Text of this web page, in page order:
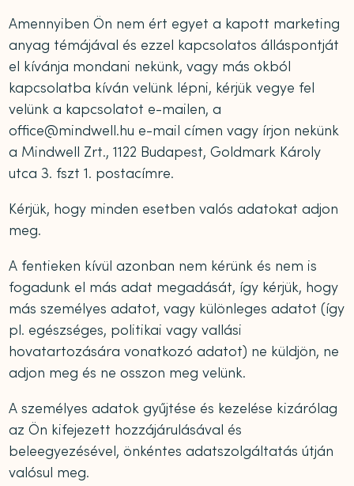
Amennyiben Ön nem ért egyet a kapott marketing
anyag témájával és ezzel kapcsolatos álláspontját
el kívánja mondani nekünk, vagy más okból
kapcsolatba kíván velünk lépni, kérjük vegye fel
velünk a kapcsolatot e-mailen, a
office@mindwell.hu e-mail címen vagy írjon nekünk
a Mindwell Zrt., 1122 Budapest, Goldmark Károly
utca 3. fszt 1. postacímre.
Kérjük, hogy minden esetben valós adatokat adjon
meg.
A fentieken kívül azonban nem kérünk és nem is
fogadunk el más adat megadását, így kérjük, hogy
más személyes adatot, vagy különleges adatot (így
pl. egészséges, politikai vagy vallási
hovatartozására vonatkozó adatot) ne küldjön, ne
adjon meg és ne osszon meg velünk.
A személyes adatok gyűjtése és kezelése kizárólag
az Ön kifejezett hozzájárulásával és
beleegyezésével, önkéntes adatszolgáltatás útján
valósul meg.